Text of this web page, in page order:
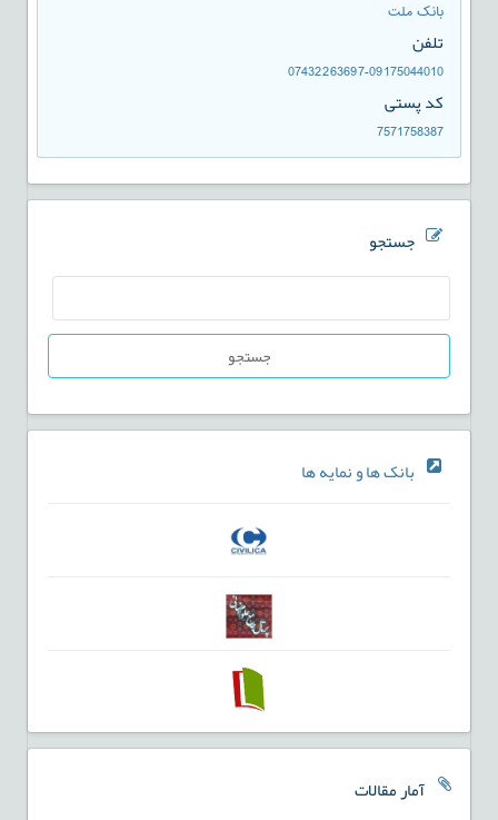
بانک ملت
تلفن
07432263697-09175044010
کد پستی
7571758387
جستجو
جستجو
بانک ها و نمایه ها
آمار مقالات